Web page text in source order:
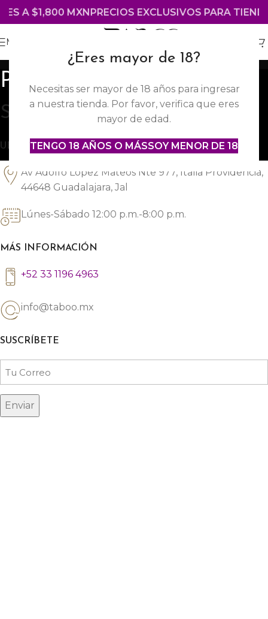
¿Eres mayor de 18?
Necesitas ser mayor de 18 años para ingresar
a nuestra tienda. Por favor, verifica que eres
mayor de edad.
TENGO 18 AÑOS O MÁSSOY MENOR DE 18
A $1,800 MXNPRECIOS EXCLUSIVOS PARA TIENDA
MENÚ
Providencia
SucursalProvidencia
UBICACIÓN
Av Adolfo López Mateos Nte 977, Italia Providencia,
44648 Guadalajara, Jal
Lúnes-Sábado 12:00 p.m.-8:00 p.m.
MÁS INFORMACIÓN
+52 33 1196 4963
info@taboo.mx
SUSCRÍBETE
Email